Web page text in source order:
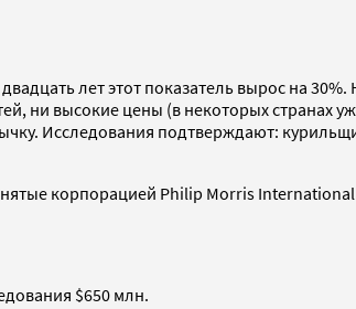
лет этот показатель вырос на
ни высокие цены (в некоторых странах
Исследования подтверждают:
корпорацией Philip Morris
$650 млн.